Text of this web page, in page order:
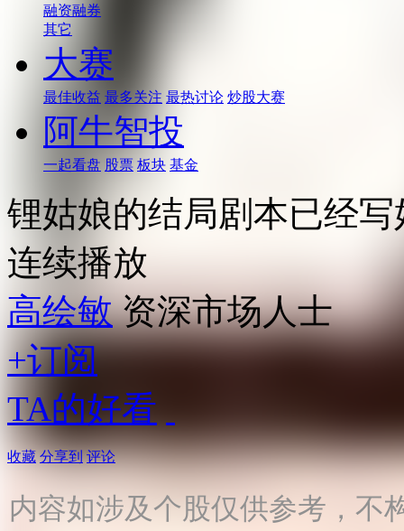
融资融券
其它
大赛
最佳收益 最多关注 最热讨论 炒股大赛
阿牛智投
一起看盘 股票 板块 基金
锂姑娘的结局剧本已经写
连续播放
高绘敏 资深市场人士
+订阅
TA的好看
收藏 分享到 评论
内容如涉及个股仅供参考，不